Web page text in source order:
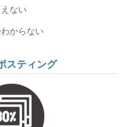
ない
からない
スティング